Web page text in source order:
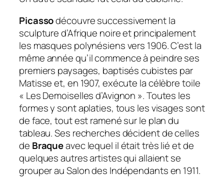
Picassodécouvre successivement la
sculpture d’Afrique noire et principalement
les masques polynésiens vers 1906. C’est la
même année qu’il commence à peindre ses
premiers paysages, baptisés cubistes par
Matisse et, en 1907, exécute la célèbre toile
« Les Demoiselles d’Avignon ». Toutes les
formes y sont aplaties, tous les visages sont
de face, tout est ramené sur le plan du
tableau. Ses recherches décident de celles
de Braqueavec lequel il était très lié et de
quelques autres artistes qui allaient se
grouper au Salon des Indépendants en 1911.